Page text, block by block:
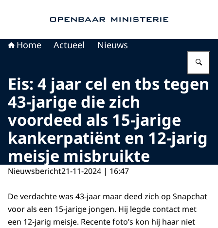
Home Actueel Nieuws
Eis: 4 jaar cel en tbs tegen
43-jarige die zich
voordeed als 15-jarige
kankerpatiënt en 12-jarig
meisje misbruikte
Nieuwsbericht21-11-2024 | 16:47
De verdachte was 43-jaar maar deed zich op Snapchat
voor als een 15-jarige jongen. Hij legde contact met
een 12-jarig meisje. Recente foto’s kon hij haar niet